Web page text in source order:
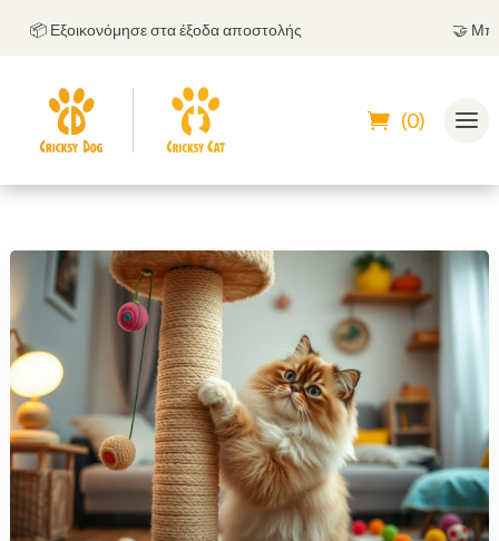
📦 Εξοικονόμησε στα έξοδα αποστολής
(0)